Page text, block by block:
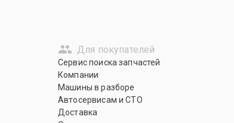
Для покупателей
Сервис поиска запчастей
Компании
Машины в разборе
Автосервисам и СТО
Доставка